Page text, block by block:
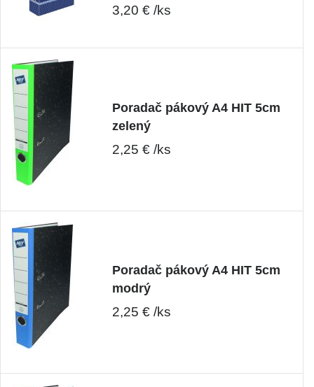
3,20 € /ks
Poradač pákový A4 HIT 5cm
zelený
2,25 € /ks
Poradač pákový A4 HIT 5cm
modrý
2,25 € /ks